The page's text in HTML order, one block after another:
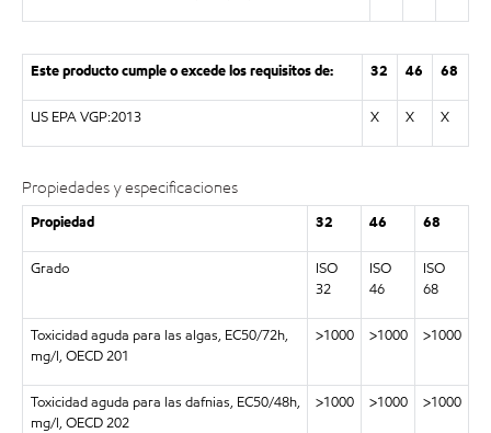
Este producto cumple o excede los requisitos de: 32 46 68
US EPA VGP:2013 X X X
Propiedades y especificaciones
Propiedad 32 46 68
Grado
ISO
32
ISO
46
ISO
68
Toxicidad aguda para las algas, EC50/72h,
mg/l, OECD 201
>1000 >1000 >1000
Toxicidad aguda para las dafnias, EC50/48h,
mg/l, OECD 202
>1000 >1000 >1000